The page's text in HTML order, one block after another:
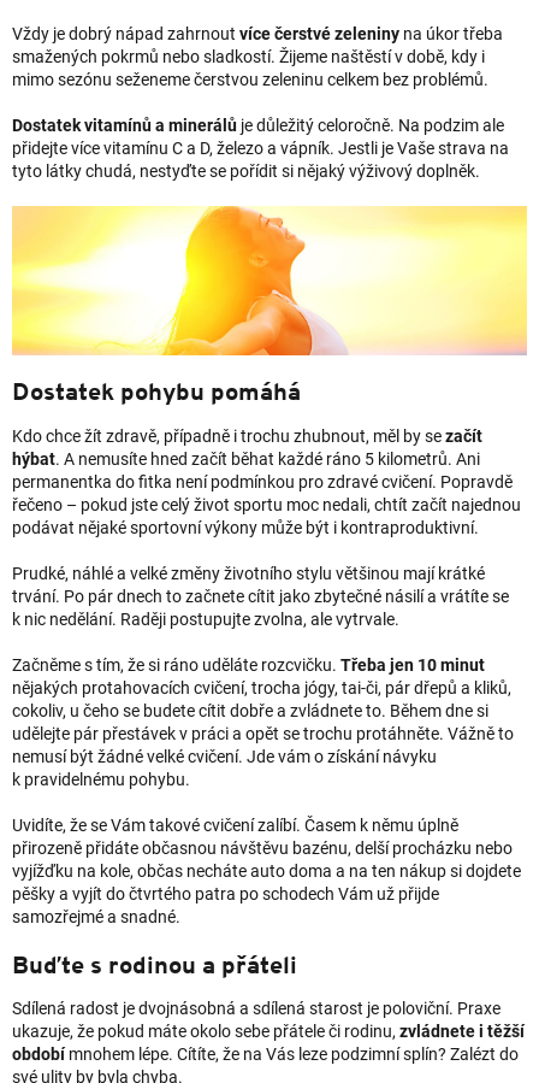
Vždy je dobrý nápad zahrnout více čerstvé zeleniny na úkor třeba
smažených pokrmů nebo sladkostí. Žijeme naštěstí v době, kdy i
mimo sezónu seženeme čerstvou zeleninu celkem bez problémů.
Dostatek vitamínů a minerálů je důležitý celoročně. Na podzim ale
přidejte více vitamínu C a D, železo a vápník. Jestli je Vaše strava na
tyto látky chudá, nestyďte se pořídit si nějaký výživový doplněk.
Dostatek pohybu pomáhá
Kdo chce žít zdravě, případně i trochu zhubnout, měl by sezačít
hýbat. A nemusíte hned začít běhat každé ráno 5 kilometrů. Ani
permanentka do fitka není podmínkou pro zdravé cvičení. Popravdě
řečeno – pokud jste celý život sportu moc nedali, chtít začít najednou
podávat nějaké sportovní výkony může být i kontraproduktivní.
Prudké, náhlé a velké změny životního stylu většinou mají krátké
trvání. Po pár dnech to začnete cítit jako zbytečné násilí a vrátíte se
k nic nedělání. Raději postupujte zvolna, ale vytrvale.
Začněme s tím, že si ráno uděláte rozcvičku. Třeba jen 10 minut
nějakých protahovacích cvičení, trocha jógy, tai-či, pár dřepů a kliků,
cokoliv, u čeho se budete cítit dobře a zvládnete to. Během dne si
udělejte pár přestávek v práci a opět se trochu protáhněte. Vážně to
nemusí být žádné velké cvičení. Jde vám o získání návyku
k pravidelnému pohybu.
Uvidíte, že se Vám takové cvičení zalíbí. Časem k němu úplně
přirozeně přidáte občasnou návštěvu bazénu, delší procházku nebo
vyjížďku na kole, občas necháte auto doma a na ten nákup si dojdete
pěšky a vyjít do čtvrtého patra po schodech Vám už přijde
samozřejmé a snadné.
Buďte s rodinou a přáteli
Sdílená radost je dvojnásobná a sdílená starost je poloviční. Praxe
ukazuje, že pokud máte okolo sebe přátele či rodinu, zvládnete i těžší
obdobímnohem lépe. Cítíte, že na Vás leze podzimní splín? Zalézt do
své ulity by byla chyba.